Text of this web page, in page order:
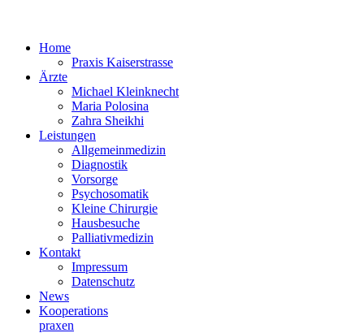
Home
Praxis Kaiserstrasse
Ärzte
Michael Kleinknecht
Maria Polosina
Zahra Sheikhi
Leistungen
Allgemeinmedizin
Diagnostik
Vorsorge
Psychosomatik
Kleine Chirurgie
Hausbesuche
Palliativmedizin
Kontakt
Impressum
Datenschutz
News
Kooperations­
praxen